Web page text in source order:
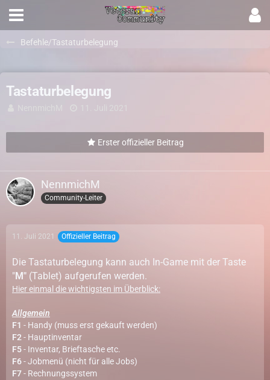
Befehle/Tastaturbelegung
Tastaturbelegung
Erster offizieller Beitrag
NennmichM
Community-Leiter
11. Juli 2021 Offizieller Beitrag
Die Tastaturbelegung kann auch In-Game mit der Taste
"M" (Tablet) aufgerufen werden.
Hier einmal die wichtigsten im Überblick:
Allgemein
F1 - Handy (muss erst gekauft werden)
F2 - Hauptinventar
F5- Inventar, Brieftasche etc.
F6- Jobmenü (nicht für alle Jobs)
F7- Rechnungssystem